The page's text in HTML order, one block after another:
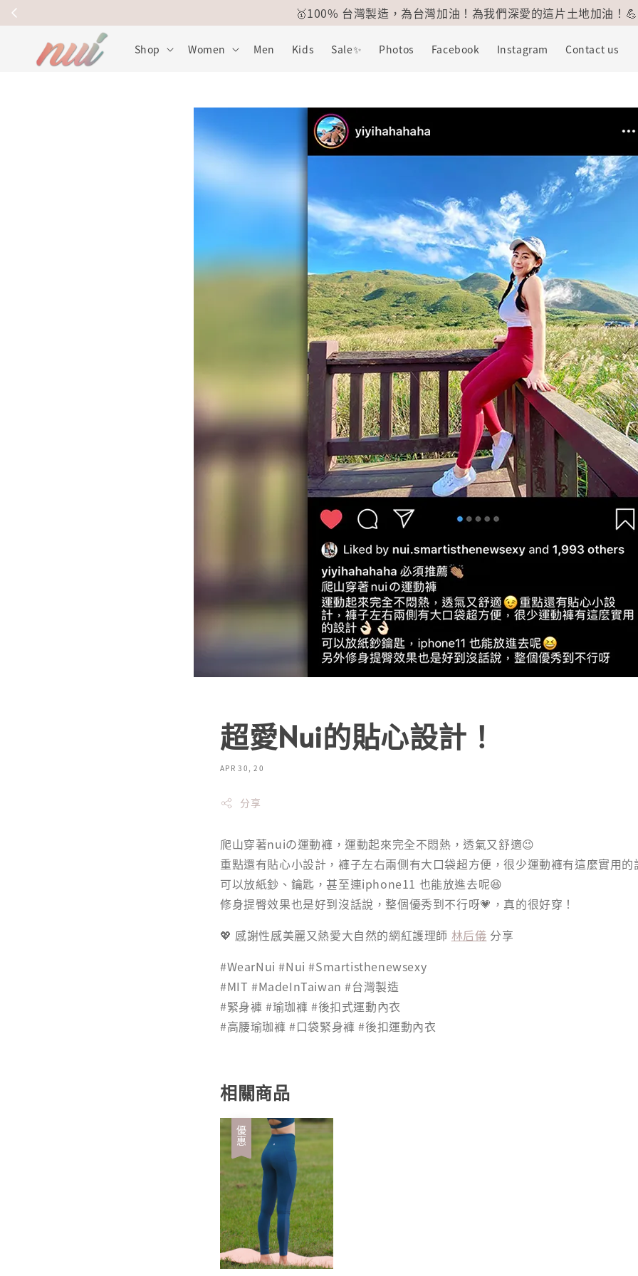
🥇100% 台灣製造，為台灣加油！為我們深愛的這片土地加油！💪
Shop Women Men Kids Sale✨ Photos Facebook Instagram Contact us
超愛Nui的貼心設計！
APR 30, 20
分享
爬山穿著nuiの運動褲，運動起來完全不悶熱，透氣又舒適😉
重點還有貼心小設計，褲子左右兩側有大口袋超方便，很少運動褲有這麼實用的設
可以放紙鈔、鑰匙，甚至連iphone11 也能放進去呢😆
修身提臀效果也是好到沒話說，整個優秀到不行呀💗，真的很好穿！
💖 感謝性感美麗又熱愛大自然的網紅護理師 林后儀 分享
#WearNui #Nui #Smartisthenewsexy
#MIT #MadeInTaiwan #台灣製造
#緊身褲 #瑜珈褲 #後扣式運動內衣
#高腰瑜珈褲 #口袋緊身褲 #後扣運動內衣
相關商品
優惠